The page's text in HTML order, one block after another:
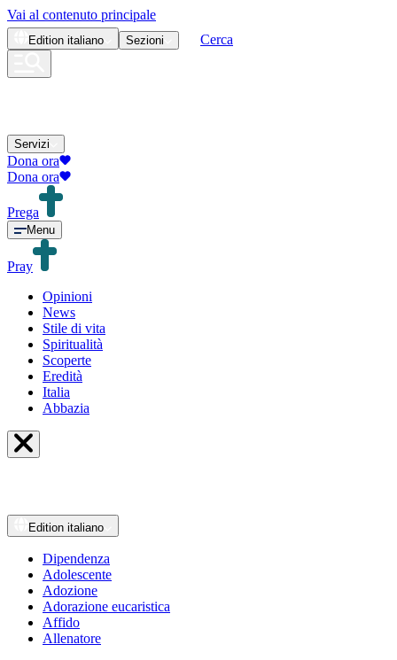
Vai al contenuto principale
Edition italiano Sezioni Cerca
Servizi
Dona ora
Dona ora
Prega
Menu
Pray
Opinioni
News
Stile di vita
Spiritualità
Scoperte
Eredità
Italia
Abbazia
Edition italiano
Dipendenza
Adolescente
Adozione
Adorazione eucaristica
Affido
Allenatore